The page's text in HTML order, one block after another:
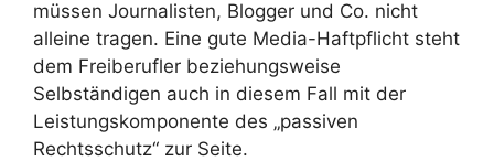
müssen Journalisten, Blogger und Co. nicht
alleine tragen. Eine gute Media-Haftpflicht steht
dem Freiberufler beziehungsweise
Selbständigen auch in diesem Fall mit der
Leistungskomponente des „passiven
Rechtsschutz“ zur Seite.